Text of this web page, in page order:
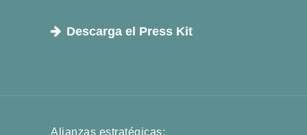
Descarga el Press Kit
Alianzas estratégicas: